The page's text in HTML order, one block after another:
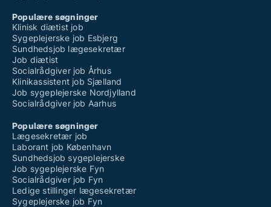
Populære søgninger
Klinisk diætist job
Sygeplejerske job Esbjerg
Sundhedsjob lægesekretær
Job diætist
Socialrådgiver job Århus
Klinikassistent job Sjælland
Job sygeplejerske Nordjylland
Socialrådgiver job Aarhus
Populære søgninger
Lægesekretær job
Laborant job København
Sundhedsjob sygeplejerske
Job sygeplejerske Fyn
Socialrådgiver job Fyn
Ledige stillinger lægesekretær
Sygeplejerske job Fyn